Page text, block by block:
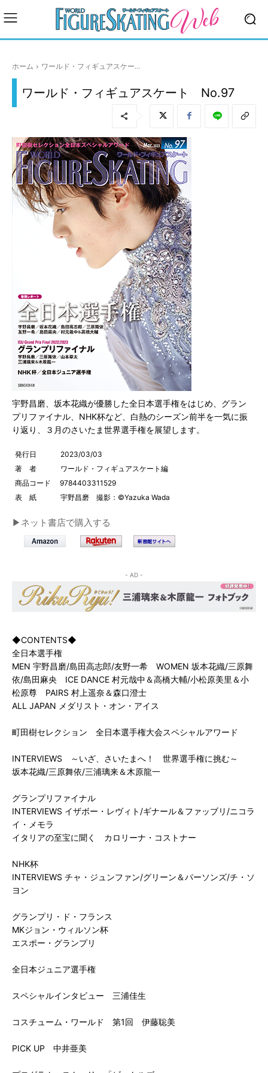
ホーム ワールド・フィギュアスケー...
ワールド・フィギュアスケート No.97
宇野昌磨、坂本花織が優勝した全日本選手権をはじめ、グラン
プリファイナル、NHK杯など、白熱のシーズン前半を一気に振
り返り、３月のさいたま世界選手権を展望します。
発行日
2023/03/03
著 者
ワールド・フィギュアスケート編
商品コード
9784403311529
表 紙
宇野昌磨 撮影：©Yazuka Wada
▶ネット書店で購入する
- AD -
◆CONTENTS◆
全日本選手権
MEN 宇野昌磨/島田高志郎/友野一希　WOMEN 坂本花織/三原舞
依/島田麻央　ICE DANCE 村元哉中＆高橋大輔/小松原美里＆小
松原尊　PAIRS 村上遥奈＆森口澄士
ALL JAPAN メダリスト・オン・アイス
町田樹セレクション　全日本選手権大会スペシャルアワード
INTERVIEWS　～いざ、さいたまへ！　世界選手権に挑む～
坂本花織/三原舞依/三浦璃来＆木原龍一
グランプリファイナル
INTERVIEWS イザボー・レヴィト/ギナール＆ファッブリ/ニコラ
イ・メモラ
イタリアの至宝に聞く　カロリーナ・コストナー
NHK杯
INTERVIEWS チャ・ジュンファン/グリーン＆パーソンズ/チ・ソ
ヨン
グランプリ・ド・フランス
MKジョン・ウィルソン杯
エスポー・グランプリ
全日本ジュニア選手権
スペシャルインタビュー　三浦佳生
コスチューム・ワールド　第1回　伊藤聡美
PICK UP　中井亜美